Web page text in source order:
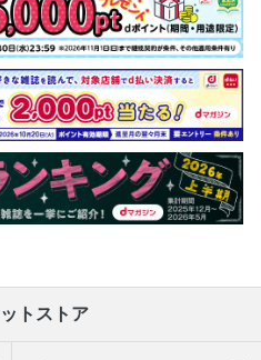
トストア